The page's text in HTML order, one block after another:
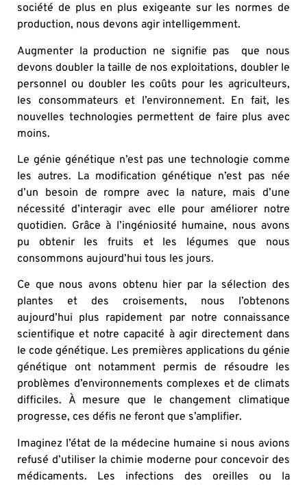
société de plus en plus exigeante sur les normes de
production, nous devons agir intelligemment.
Augmenter la production ne signifie pas que nous
devons doubler la taille de nos exploitations, doubler le
personnel ou doubler les coûts pour les agriculteurs,
les consommateurs et l’environnement. En fait, les
nouvelles technologies permettent de faire plus avec
moins.
Le génie génétique n’est pas une technologie comme
les autres. La modification génétique n’est pas née
d’un besoin de rompre avec la nature, mais d’une
nécessité d’interagir avec elle pour améliorer notre
quotidien. Grâce à l’ingéniosité humaine, nous avons
pu obtenir les fruits et les légumes que nous
consommons aujourd’hui tous les jours.
Ce que nous avons obtenu hier par la sélection des
plantes et des croisements, nous l’obtenons
aujourd’hui plus rapidement par notre connaissance
scientifique et notre capacité à agir directement dans
le code génétique. Les premières applications du génie
génétique ont notamment permis de résoudre les
problèmes d’environnements complexes et de climats
difficiles. À mesure que le changement climatique
progresse, ces défis ne feront que s’amplifier.
Imaginez l’état de la médecine humaine si nous avions
refusé d’utiliser la chimie moderne pour concevoir des
médicaments. Les infections des oreilles ou la